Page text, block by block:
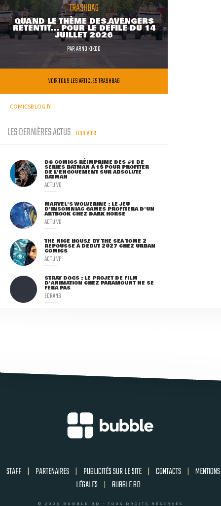
TRASHBAG
QUAND LE THÈME DES AVENGERS
RETENTIT... POUR LE DÉFILÉ DU 14
JUILLET 2026
PARARNO KIKOO
VOIR TOUS LES ARTICLES TRASHBAG
COMICSBLOG.fr
LES DERNIÈRES ACTUS TOUT VOIR
DC COMICS RÉIMPRIME DES #1 DE
SÉRIES BATMAN À 1$ POUR PROFITER
DE L'ENGOUEMENT SUR ABSOLUTE
BATMAN
ACTU VO
MARVEL'S WOLVERINE : LE JEU
D'INSOMNIAC GAMES PROFITERA D'UN
ARTBOOK CHEZ DARK HORSE
ACTU VO
THE NICE HOUSE BY THE SEA TOME 2
REPOUSSÉ À DÉBUT 2027 CHEZ URBAN
COMICS
ACTU VF
STRAY DOGS : LE PROJET DE FILM
D'ANIMATION CHEZ PARAMOUNT NE SE
FERA PAS
ECRANS
STAFF | PARTENAIRES | PUBLICITÉS SUR LE SITE | CONTACTS | MENTIONS
LÉGALES | BUBBLE BD
© 2026 BUBBLE BD - TOUS DROITS RÉSERVÉS